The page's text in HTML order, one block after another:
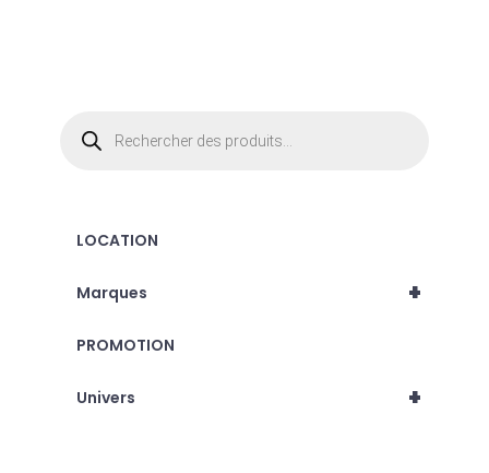
produits
LOCATION
+
Marques
PROMOTION
+
Univers